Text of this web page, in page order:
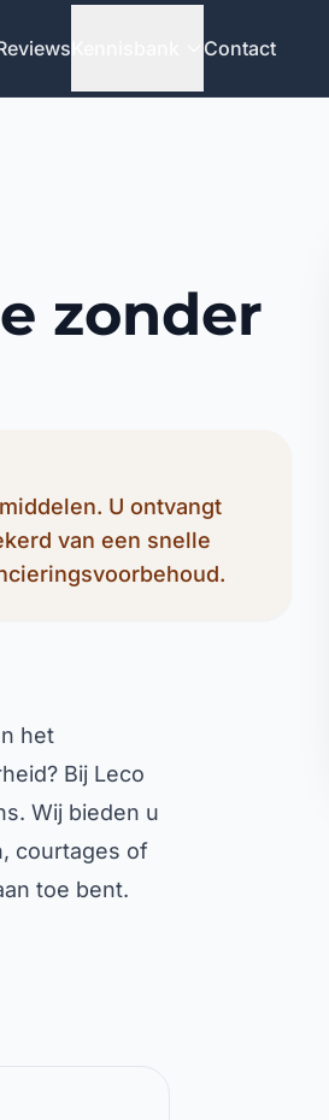
Contact
zonder
U ontvangt
van een snelle
het
Bij Leco
Wij bieden u
courtages of
toe bent.